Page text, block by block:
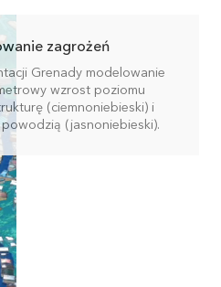
zagrożeń
Grenady modelowanie
wzrost poziomu
(ciemnoniebieski) i
(jasnoniebieski).